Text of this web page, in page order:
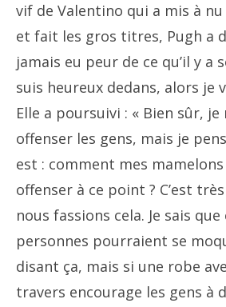
vif de Valentino qui a mis à
et fait les gros titres, Pugh a
jamais eu peur de ce qu’il y a
suis heureux dedans, alors je
Elle a poursuivi : « Bien sûr, je
offenser les gens, mais je
est : comment mes
offenser à ce point ? C’est
nous fassions cela. Je sais
personnes pourraient se
disant ça, mais si une robe
travers encourage les gens à